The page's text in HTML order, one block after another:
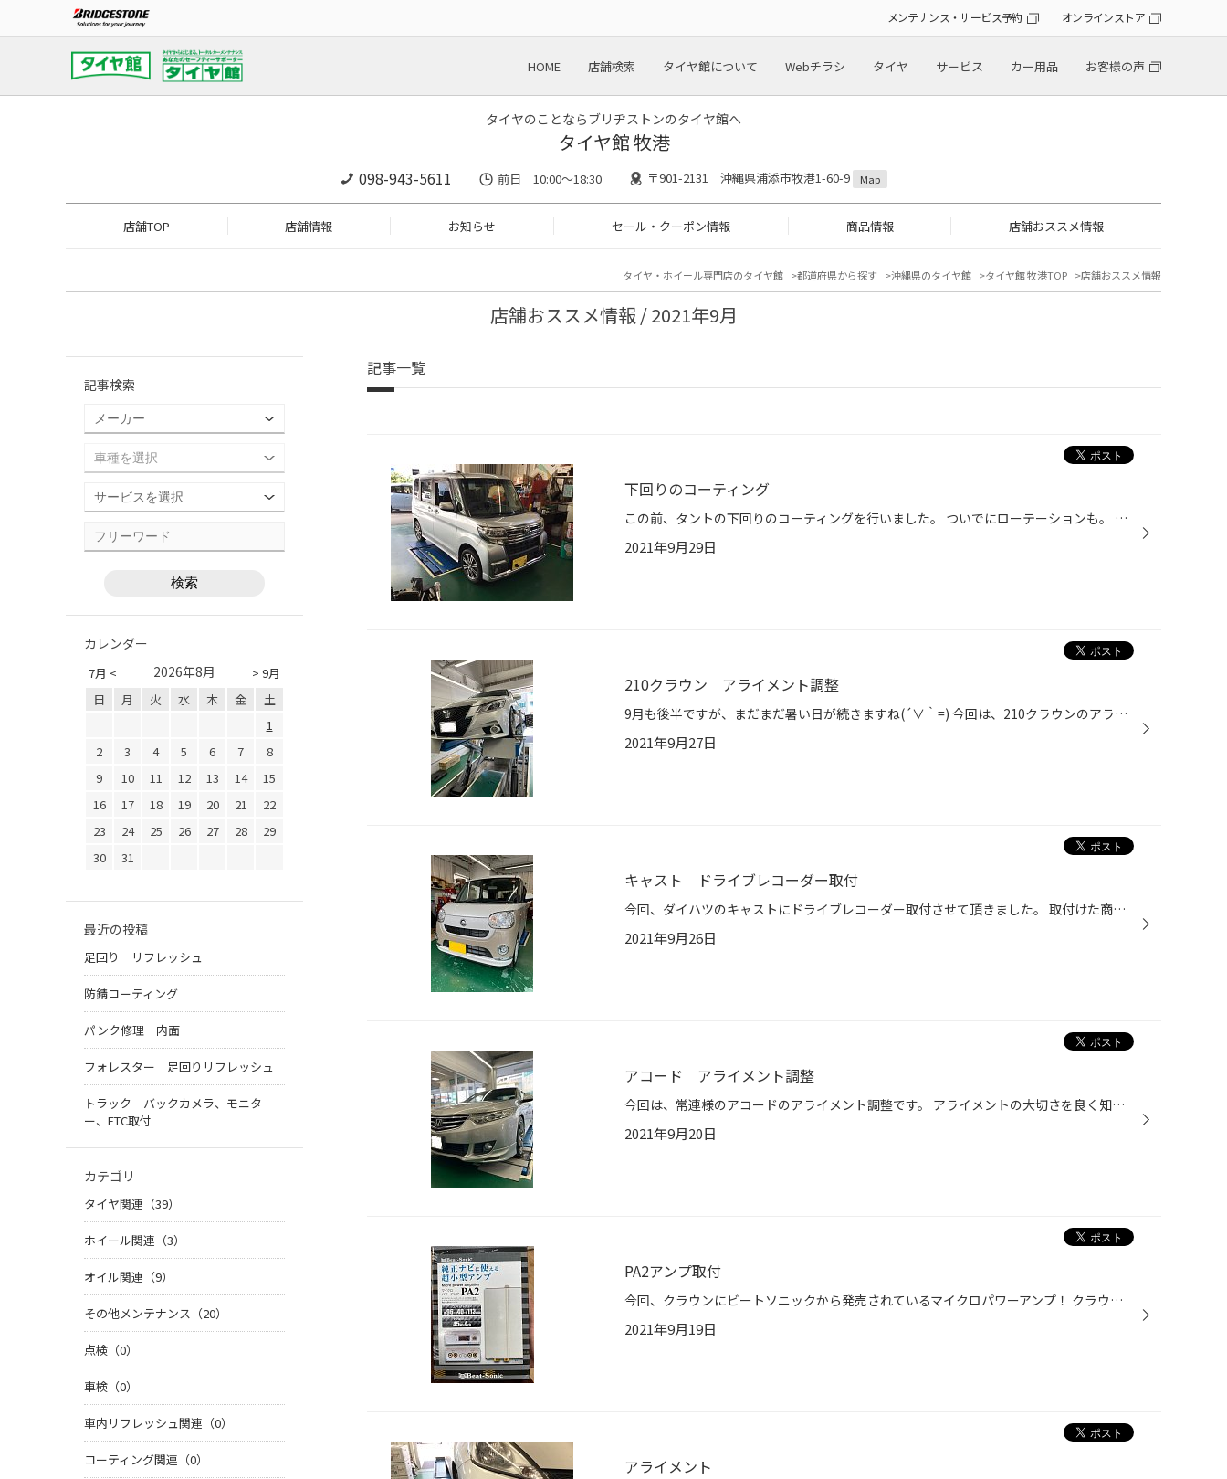
メンテナンス・サービス予約 オンラインストア
HOME 店舗検索 タイヤ館について Webチラシ タイヤ サービス カー用品 お客様の声
タイヤのことならブリヂストンのタイヤ館へ
タイヤ館 牧港
098-943-5611 前日 10:00〜18:30 〒901-2131 沖縄県浦添市牧港1-60-9 Map
店舗TOP 店舗情報 お知らせ セール・クーポン情報 商品情報 店舗おススメ情報
タイヤ・ホイール専門店のタイヤ館 都道府県から探す 沖縄県のタイヤ館 タイヤ館 牧港TOP 店舗おススメ情報
店舗おススメ情報 / 2021年9月
記事一覧
下回りのコーティング
この前、タントの下回りのコーティングを行いました。 ついでにローテーションも。 こちらは施工前。 写真がブレて見えにくいですが、全体に施工後はこんな感じになります。 アンダーコートとは違い、マフラーも施工できるのでオススメですが・・・ 欠点もあり、アンダーコートほどの耐久性はありま...
2021年9月29日
210クラウン アライメント調整
9月も後半ですが、まだまだ暑い日が続きますね(´∀｀=) 今回は、210クラウンのアライメント調整です。 最近はアライメントが認知されてきていて、どんどん予約が埋まっていきます。 今回のクラウンは車高調で車高を下げたので、調整させていただきました。 アライメント調整の事は、是非タイヤ館牧港...
2021年9月27日
キャスト ドライブレコーダー取付
今回、ダイハツのキャストにドライブレコーダー取付させて頂きました。 取付けた商品はこちら ドライブレコーダー部門3冠獲得のユピテル Qー30というモデルです。 最大の特徴は360度撮影プラスリアカメラがあるので、後ろも前も横もバッチリ録画します。 しかも煩わしいSDカードのフォーマットも不...
2021年9月26日
アコード アライメント調整
今回は、常連様のアコードのアライメント調整です。 アライメントの大切さを良く知っていまして、何度もアライメント調整刺せて頂いています。 今回は足回りを変更したので、調整しました。 緑のテインの車高調がいい感じです。 最初に潤滑油 ラスペネを吹いておくと、作業がスムーズです。 ハンド...
2021年9月20日
PA2アンプ取付
今回、クラウンにビートソニックから発売されているマイクロパワーアンプ！ クラウンのナビは、マルチで交換ができず、音を良くする為にスピーカーを交換しましたがあと一歩音を良くしたいなーと純正ナビでも使えるこちらのアンプを選びました。 この商品コンパクトですが、メチャクチャ音良くなり...
2021年9月19日
アライメント
記事検索
カレンダー
7月 < > 9月
2026年8月
日 月 火 水 木 金
土
1
2
3 4 5 6 7
8
9
10 11 12 13 14
15
16
17 18 19 20 21
22
23
24 25 26 27 28
29
30
31
最近の投稿
足回り リフレッシュ
防錆コーティング
パンク修理 内面
フォレスター 足回りリフレッシュ
トラック バックカメラ、モニタ
ー、ETC取付
カテゴリ
タイヤ関連（39）
ホイール関連（3）
オイル関連（9）
その他メンテナンス（20）
点検（0）
車検（0）
車内リフレッシュ関連（0）
コーティング関連（0）